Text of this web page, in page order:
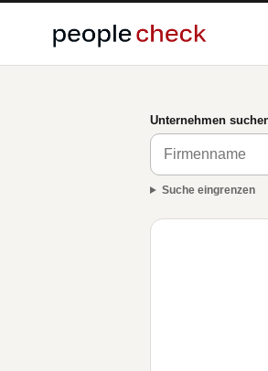
Unternehmen
Suche eingrenzen